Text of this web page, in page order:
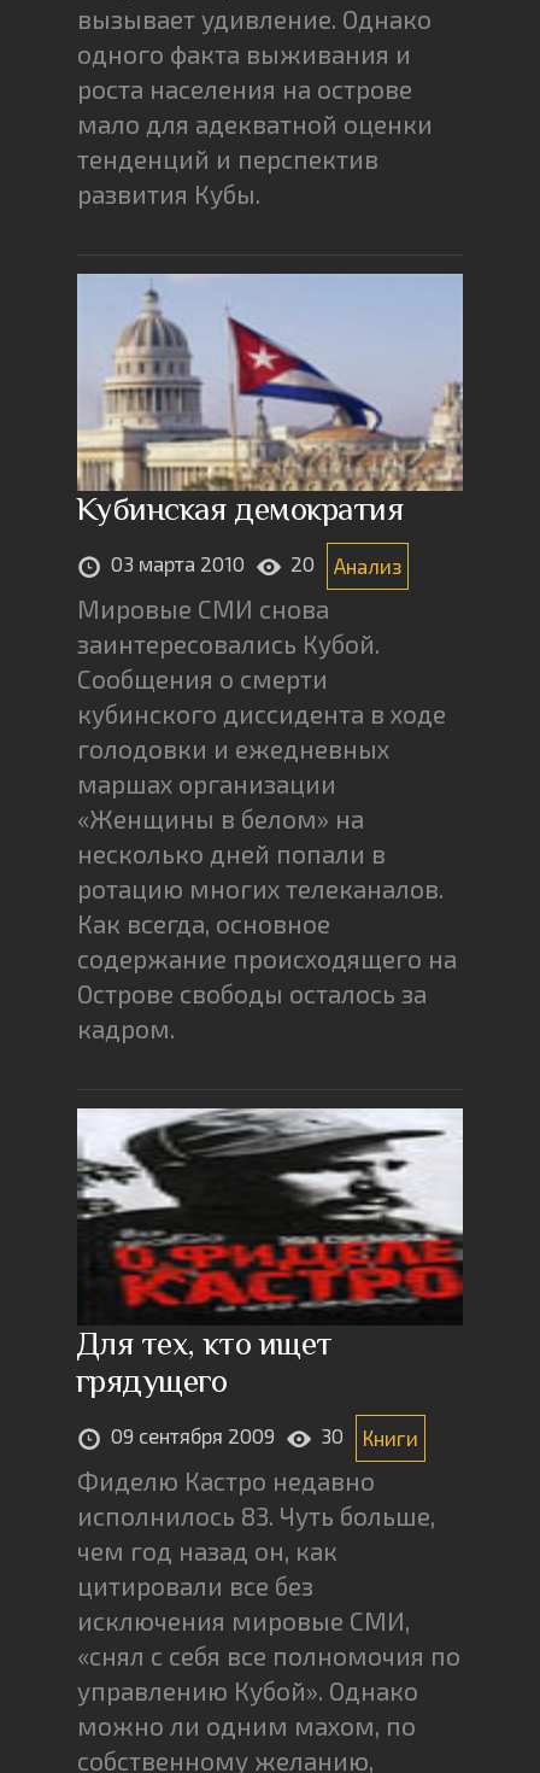
вызывает удивление. Однако
одного факта выживания и
роста населения на острове
мало для адекватной оценки
тенденций и перспектив
развития Кубы.
Кубинская демократия
03 марта 2010 20 Анализ
Мировые СМИ снова
заинтересовались Кубой.
Сообщения о смерти
кубинского диссидента в ходе
голодовки и ежедневных
маршах организации
«Женщины в белом» на
несколько дней попали в
ротацию многих телеканалов.
Как всегда, основное
содержание происходящего на
Острове свободы осталось за
кадром.
Для тех, кто ищет
грядущего
09 сентября 2009 30 Книги
Фиделю Кастро недавно
исполнилось 83. Чуть больше,
чем год назад он, как
цитировали все без
исключения мировые СМИ,
«снял с себя все полномочия по
управлению Кубой». Однако
можно ли одним махом, по
собственному желанию,